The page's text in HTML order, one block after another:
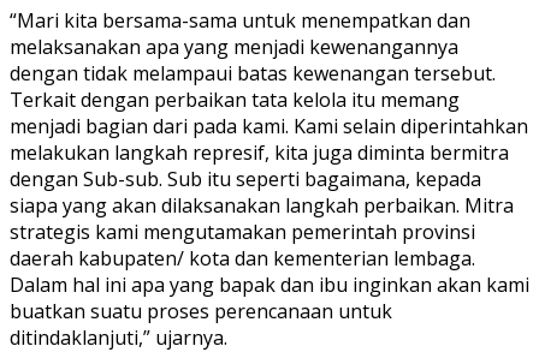
“Mari kita bersama-sama untuk menempatkan dan
melaksanakan apa yang menjadi kewenangannya
dengan tidak melampaui batas kewenangan tersebut.
Terkait dengan perbaikan tata kelola itu memang
menjadi bagian dari pada kami. Kami selain diperintahkan
melakukan langkah represif, kita juga diminta bermitra
dengan Sub-sub. Sub itu seperti bagaimana, kepada
siapa yang akan dilaksanakan langkah perbaikan. Mitra
strategis kami mengutamakan pemerintah provinsi
daerah kabupaten/ kota dan kementerian lembaga.
Dalam hal ini apa yang bapak dan ibu inginkan akan kami
buatkan suatu proses perencanaan untuk
ditindaklanjuti,” ujarnya.